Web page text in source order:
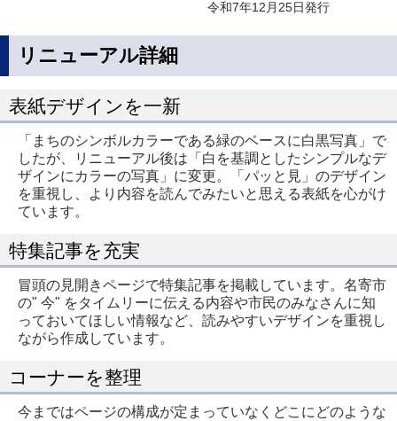
令和7年12月25日発行
リニューアル詳細
表紙デザインを一新
「まちのシンボルカラーである緑のベースに白黒写真」で
したが、リニューアル後は「白を基調としたシンプルなデ
ザインにカラーの写真」に変更。「パッと見」のデザイン
を重視し、より内容を読んでみたいと思える表紙を心がけ
ています。
特集記事を充実
冒頭の見開きページで特集記事を掲載しています。名寄市
の" 今" をタイムリーに伝える内容や市民のみなさんに知
っておいてほしい情報など、読みやすいデザインを重視し
ながら作成しています。
コーナーを整理
今まではページの構成が定まっていなくどこにどのような